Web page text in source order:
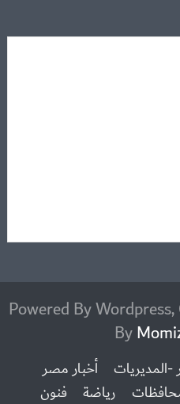
2014 Powered By
By
-المديريات
أخبار مصر
رياضة
فنون